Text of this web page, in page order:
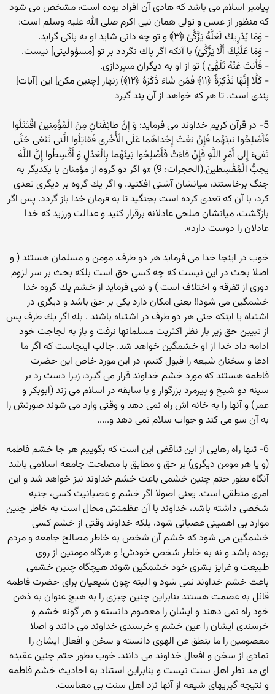
پیامبر اسلام می باشد که هادی آن افراد بوده است، مشخص می شود
که منظور از عبس و تولی همان نبی اکرم صلی الله علیه وسلم است:
- وَمَا يُدْرِ‌يكَ لَعَلَّهُ يَزَّكَّىٰ ﴿٣﴾ و تو چه دانى شاید او به پاكى گراید.
- وَمَا عَلَيْكَ أَلَّا يَزَّكَّىٰ) با آنكه اگر پاك نگردد بر تو [مسؤولیتى] نیست.
- فَأَنتَ عَنْهُ تَلَهَّىٰ ) تو از او به دیگران مى‏پردازى.
- كَلَّا إِنَّهَا تَذْكِرَ‌ةٌ ﴿١١﴾ فَمَن شَاءَ ذَكَرَ‌هُ ﴿١٢﴾) زنهار [چنین مكن] این [آیات]
پندى است. تا هر كه خواهد از آن پند گیرد
5- در قرآن كریم خداوند می فرماید: وَ إِنْ طائِفَتانِ مِنَ الْمُؤْمِنینَ اقْتَتَلُوا
فَأَصْلِحُوا بَینَهُما فَإِنْ بَغَتْ إِحْداهُما عَلَى الْأُخْرى‏ فَقاتِلُوا الَّتی‏ تَبْغی حَتَّى
تَفی‏ءَ إِلى‏ أَمْرِ اللَّهِ فَإِنْ فاءَتْ فَأَصْلِحُوا بَینَهُما بِالْعَدْلِ وَ أَقْسِطُوا إِنَّ اللَّهَ
یحِبُّ الْمُقْسِطینَ.(الحجرات: 9) «و اگر دو گروه از مؤمنان با یكدیگر به
جنگ برخاستند، میانشان آشتى افكنید. و اگر یك گروه بر دیگرى تعدى
كرد، با آن كه تعدى كرده است بجنگید تا به فرمان خدا باز گردد. پس اگر
بازگشت، میانشان صلحى عادلانه برقرار كنید و عدالت ورزید كه خدا
عادلان را دوست دارد».
خوب در اینجا خدا می فرماید هر دو طرف، مومن و مسلمان هستند ( و
اصلا بحث در این نیست كه چه كسی حق است بلكه بحث بر سر لزوم
دوری از تفرقه و اختلاف است ) و نمی فرماید از خشم یك گروه خدا
خشمگین می شود!! یعنی امكان دارد یكی بر حق باشد و دیگری در
اشتباه یا اینكه حتی هر دو طرف در اشتباه باشند . بله اگر یك طرف پس
از تبیین حق زیر بار نظر اكثریت مسلمانها نرفت و باز به لجاجت خود
ادامه داد خدا از او خشمگین خواهد شد. جالب اینجاست كه اگر ما
ادعا و سخنان شیعه را قبول كنیم، در این مورد خاص این حضرت
فاطمه هستند كه مورد خشم خداوند قرار می گیرد، زیرا دست رد بر
سینه دو شیخ و پیرمرد بزرگوار و با سابقه در اسلام می زند (ابوبكر و
عمر) و آنها را به خانه اش راه نمی دهد و وقتی وارد می شوند صورتش را
به آن سو می كند و جواب سلام نمی دهد و.....
6- تنها راه رهایی از این تناقض این است که بگوییم هر جا خشم فاطمه
(و یا هر مومن دیگری) بر حق و مطابق با مصلحت جامعه اسلامی باشد
آنگاه بطور حتم چنین خشمی باعث خشم خداوند نیز خواهد شد و این
امری منطقی است. یعنی اصولا اگر خشم و عصبانیت كسی، جنبه
شخصی داشته باشد، خداوند با آن عظمتش محال است به خاطر چنین
موارد بی اهمیتی عصبانی شود، بلكه خداوند وقتی از خشم كسی
خشمگین می شود كه خشم آن شخص به خاطر مصالح جامعه و مردم
بوده باشد و نه به خاطر شخص خودش! و هرگاه مومنین از روی
طبیعت و غرایز بشری خود خشمگین شوند هیچگاه چنین خشمی
باعث خشم خداوند نمی شود و البته چون شیعیان برای حضرت فاطمه
قائل به عصمت هستند بنابراین چنین چیزی را به هیچ عنوان به ذهن
خود راه نمی دهند و ایشان را معصوم دانسته و هر گونه خشم و
خرسندی ایشان را عین خشم و خرسندی خداوند می دانند و اصلا
معصومین را ما ینطق عن الهوی دانسته و سخن و افعال ایشان را
نمادی از سخن و افعال خداوند می دانند. خوب بطور حتم چنین عقیده
ای مد نظر اهل سنت نیست و بنابراین استناد به احادیث خشم فاطمه
و نتیجه گیریهای شیعه از آنها نزد اهل سنت بی معناست.